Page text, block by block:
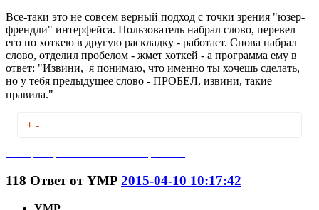
Все-таки это не совсем верный подход с точки зрения "юзер-
френдли" интерфейса. Пользователь набрал слово, перевел
его по хоткею в другую раскладку - работает. Снова набрал
слово, отделил пробелом - жмет хоткей - а программа ему в
ответ: "Извини, я понимаю, что именно ты хочешь сделать,
но у тебя предыдущее слово - ПРОБЕЛ, извини, такие
правила."
+ -
118 Ответ отYMP 2015-04-10 10:17:42